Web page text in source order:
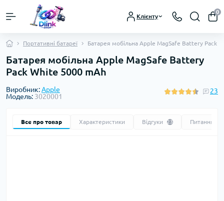
Клієнту
0
Портативні батареї Батарея мобільна Apple MagSafe Battery Pack
Батарея мобільна Apple MagSafe Battery
Pack White 5000 mAh
Виробник:Apple
Модель: 3020001
23
Все про товар Характеристики Відгуки 23 Питання